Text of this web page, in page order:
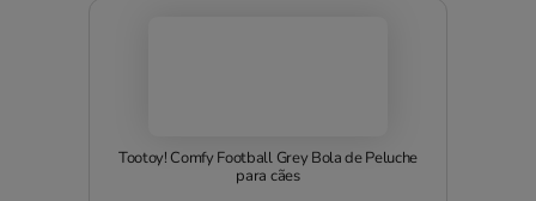
Tootoy! Comfy Football Grey Bola de Peluche
para cães